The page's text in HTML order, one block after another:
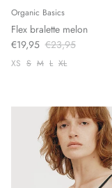
Organic Basics
Flex bralette melon
€19,95 €23,95
XS S M L XL